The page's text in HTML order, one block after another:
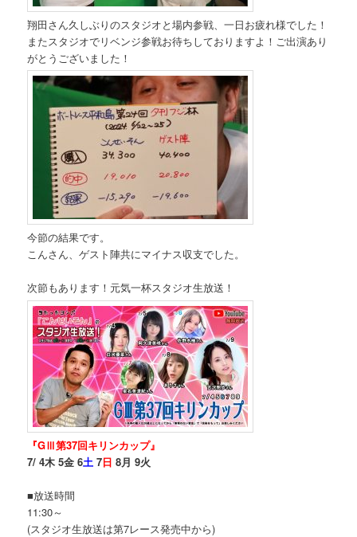
翔田さん久しぶりのスタジオと場内参戦、一日お疲れ様でした！
またスタジオでリベンジ参戦お待ちしておりますよ！ご出演あり
がとうございました！
今節の結果です。
こんさん、ゲスト陣共にマイナス収支でした。
次節もあります！元気一杯スタジオ生放送！
『GⅢ第37回キリンカップ』
7/ 4木 5金 6土 7日 8月 9火
■放送時間
11:30～
(スタジオ生放送は第7レース発売中から)